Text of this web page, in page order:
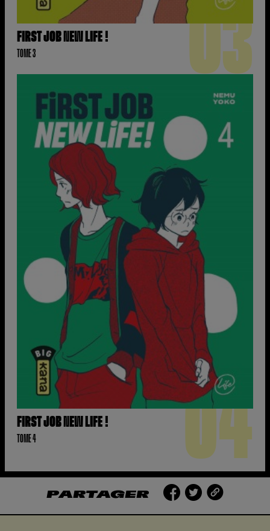
FIRST JOB NEW LIFE !
TOME 3 03
FIRST JOB NEW LIFE !
TOME 4 04
PARTAGER